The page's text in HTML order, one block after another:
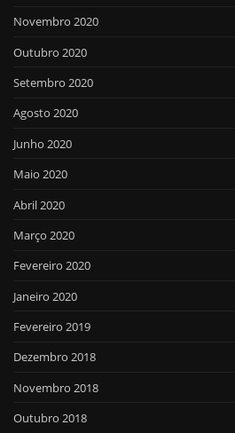
Novembro 2020
Outubro 2020
Setembro 2020
Agosto 2020
Junho 2020
Maio 2020
Abril 2020
Março 2020
Fevereiro 2020
Janeiro 2020
Fevereiro 2019
Dezembro 2018
Novembro 2018
Outubro 2018